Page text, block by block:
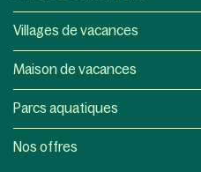
Villages de vacances
Maison de vacances
Parcs aquatiques
Nos offres